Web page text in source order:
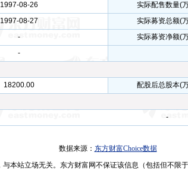
1997-08-26 实际配售数量(
1997-08-27 实际募资总额(
- 实际募资净额(
-
18200.00 配股后总股本(
-
数据来源： 东方财富Choice数据
本站立场无关。东方财富网不保证该信息（包括但不